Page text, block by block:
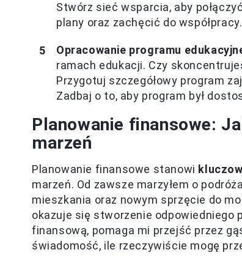
Stwórz sieć wsparcia, aby
plany oraz zachęcić do współpracy.
Opracowanie programu
ramach edukacji. Czy
Przygotuj szczegółowy program
Zadbaj o to, aby program był
Planowanie finansowe:
marzeń
Planowanie finansowe stanowi
marzeń. Od zawsze marzyłem o
mieszkania oraz nowym sprzęcie do
okazuje się stworzenie odpowiedniego
finansową, pomaga mi przejść przez
świadomość, ile rzeczywiście mogę